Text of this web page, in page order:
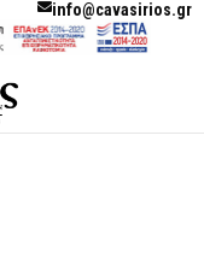
info@cavasirios.gr